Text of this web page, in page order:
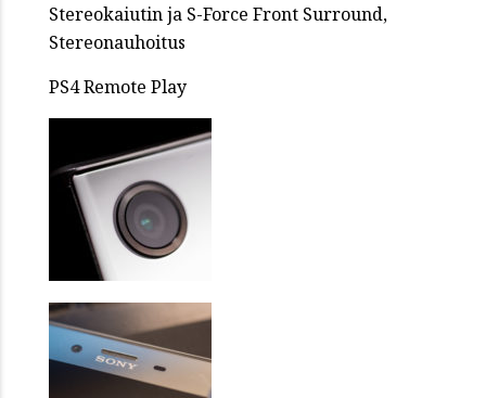
Stereokaiutin ja S-Force Front Surround,
Stereonauhoitus
PS4 Remote Play